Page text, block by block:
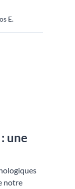
E.
une
notre